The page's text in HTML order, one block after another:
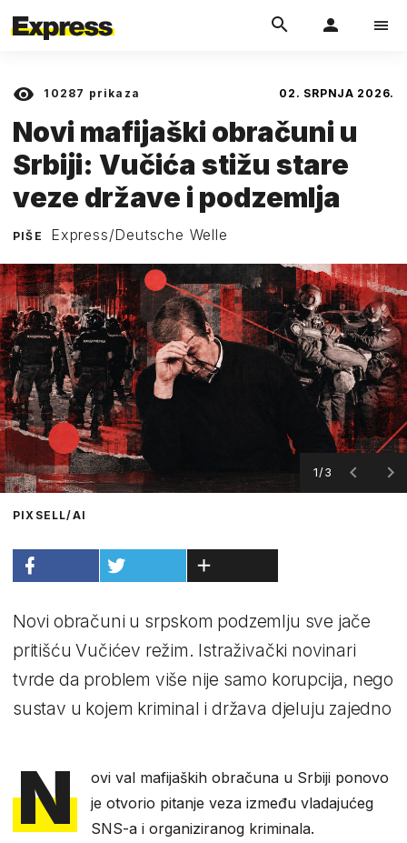
10287 prikaza 02. SRPNJA 2026.
Novi mafijaški obračuni u
Srbiji: Vučića stižu stare
veze države i podzemlja
PIŠE Express/Deutsche Welle
1/3
PIXSELL/AI
Novi obračuni u srpskom podzemlju sve jače
pritišću Vučićev režim. Istraživački novinari
tvrde da problem više nije samo korupcija, nego
sustav u kojem kriminal i država djeluju zajedno
N
ovi val mafijaških obračuna u Srbiji ponovo
je otvorio pitanje veza između vladajućeg
SNS-a i organiziranog kriminala.